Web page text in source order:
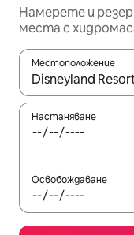
Намерете и
места с
Местоположение
Когато
Настаняване
Освобождаване